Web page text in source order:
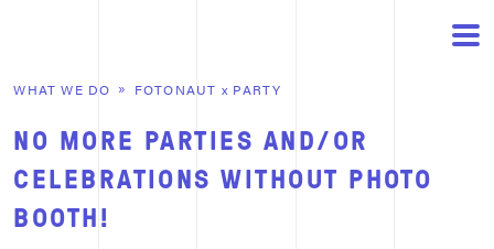
WHAT WE DO FOTONAUT x PARTY
NO MORE PARTIES AND/OR
CELEBRATIONS WITHOUT PHOTO
BOOTH!